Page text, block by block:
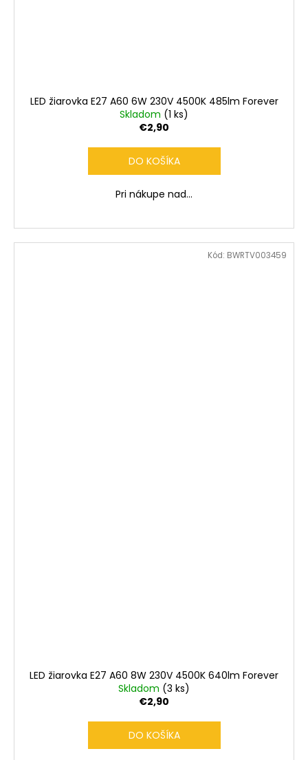
LED žiarovka E27 A60 6W 230V 4500K 485lm Forever
Skladom (1 ks)
€2,90
DO KOŠÍKA
Pri nákupe nad...
LED žiarovka E27 A60 8W 230V 4500K 640lm Forever
Skladom (3 ks)
€2,90
DO KOŠÍKA
Kód: BWRTV003459